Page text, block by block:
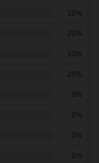
10%
20%
10%
20%
0%
0%
0%
0%